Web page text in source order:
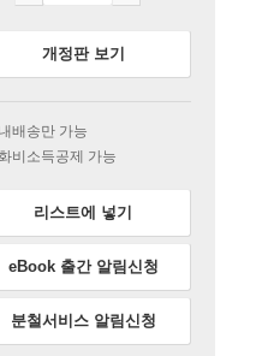
개정판 보기
배송만 가능
비소득공제 가능
리스트에 넣기
eBook 출간 알림신청
분철서비스 알림신청